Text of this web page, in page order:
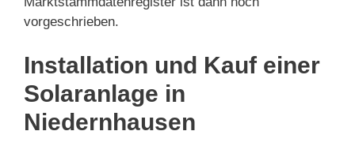
vorgeschrieben.
Installation und Kauf einer
Solaranlage in
Niedernhausen